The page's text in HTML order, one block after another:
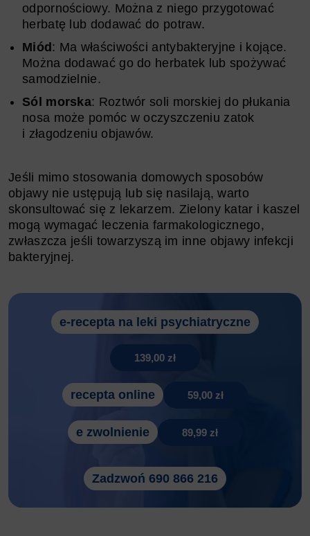
odpornościowy. Można z niego przygotować
herbatę lub dodawać do potraw.
Miód: Ma właściwości antybakteryjne i kojące.
Można dodawać go do herbatek lub spożywać
samodzielnie.
Sól morska: Roztwór soli morskiej do płukania
nosa może pomóc w oczyszczeniu zatok
i złagodzeniu objawów.
Jeśli mimo stosowania domowych sposobów
objawy nie ustępują lub się nasilają, warto
skonsultować się z lekarzem. Zielony katar i kaszel
mogą wymagać leczenia farmakologicznego,
zwłaszcza jeśli towarzyszą im inne objawy infekcji
bakteryjnej.
e-recepta na leki psychiatryczne
139,00 zł
recepta online 59,00 zł
e zwolnienie 89,99 zł
Zadzwoń 690 866 216